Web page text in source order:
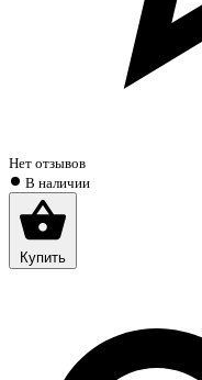
Нет отзывов
В наличии
Купить